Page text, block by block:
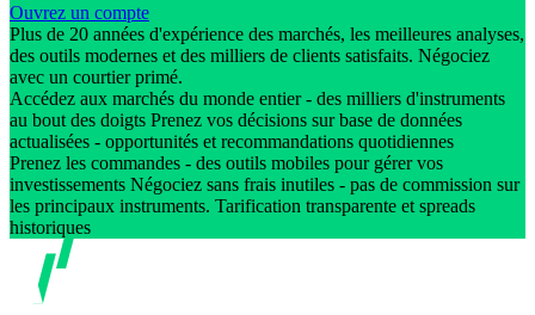
Ouvrez un compte
Plus de 20 années d'expérience des marchés, les meilleures analyses,
des outils modernes et des milliers de clients satisfaits. Négociez
avec un courtier primé.
Accédez aux marchés du monde entier - des milliers d'instruments
au bout des doigts Prenez vos décisions sur base de données
actualisées - opportunités et recommandations quotidiennes
Prenez les commandes - des outils mobiles pour gérer vos
investissements Négociez sans frais inutiles - pas de commission sur
les principaux instruments. Tarification transparente et spreads
historiques